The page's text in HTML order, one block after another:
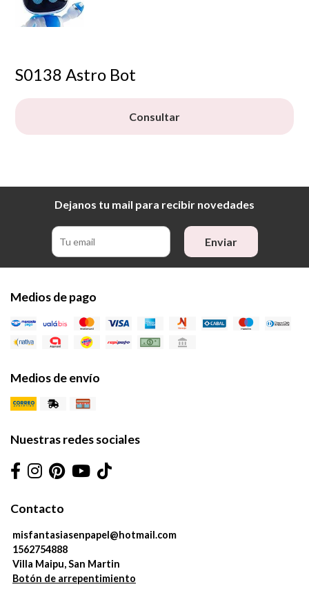
S0138 Astro Bot
Consultar
Dejanos tu mail para recibir novedades
Enviar
Medios de pago
Medios de envío
Nuestras redes sociales
Contacto
misfantasiasenpapel@hotmail.com
1562754888
Villa Maipu, San Martin
Botón de arrepentimiento